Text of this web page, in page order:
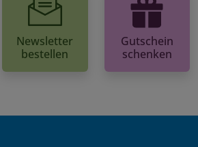
Newsletter
bestellen
Gutschein
schenken